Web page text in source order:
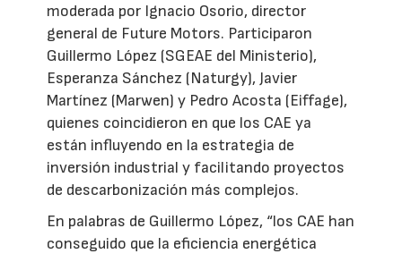
moderada por Ignacio Osorio, director
general de Future Motors. Participaron
Guillermo López (SGEAE del Ministerio),
Esperanza Sánchez (Naturgy), Javier
Martínez (Marwen) y Pedro Acosta (Eiffage),
quienes coincidieron en que los CAE ya
están influyendo en la estrategia de
inversión industrial y facilitando proyectos
de descarbonización más complejos.
En palabras de Guillermo López, “los CAE han
conseguido que la eficiencia energética